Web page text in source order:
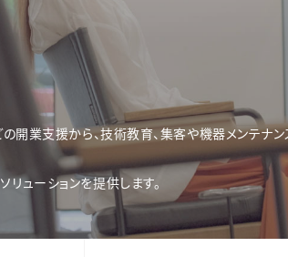
の開業支援から、技術教育、集客や機器メンテ
ューションを提供します。​